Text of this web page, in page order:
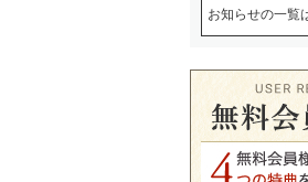
お知らせの一覧